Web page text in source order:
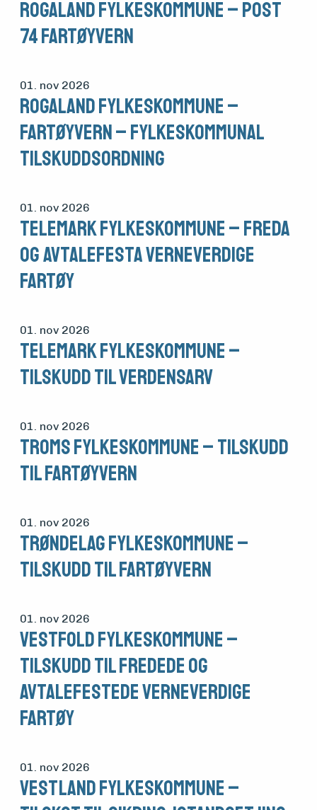
Rogaland fylkeskommune – post
74 fartøyvern
01. nov 2026
Rogaland fylkeskommune –
fartøyvern – fylkeskommunal
tilskuddsordning
01. nov 2026
Telemark fylkeskommune – freda
og avtalefesta verneverdige
fartøy
01. nov 2026
Telemark fylkeskommune –
tilskudd til verdensarv
01. nov 2026
Troms fylkeskommune – tilskudd
til fartøyvern
01. nov 2026
Trøndelag fylkeskommune –
tilskudd til fartøyvern
01. nov 2026
Vestfold fylkeskommune –
tilskudd til fredede og
avtalefestede verneverdige
fartøy
01. nov 2026
Vestland fylkeskommune –